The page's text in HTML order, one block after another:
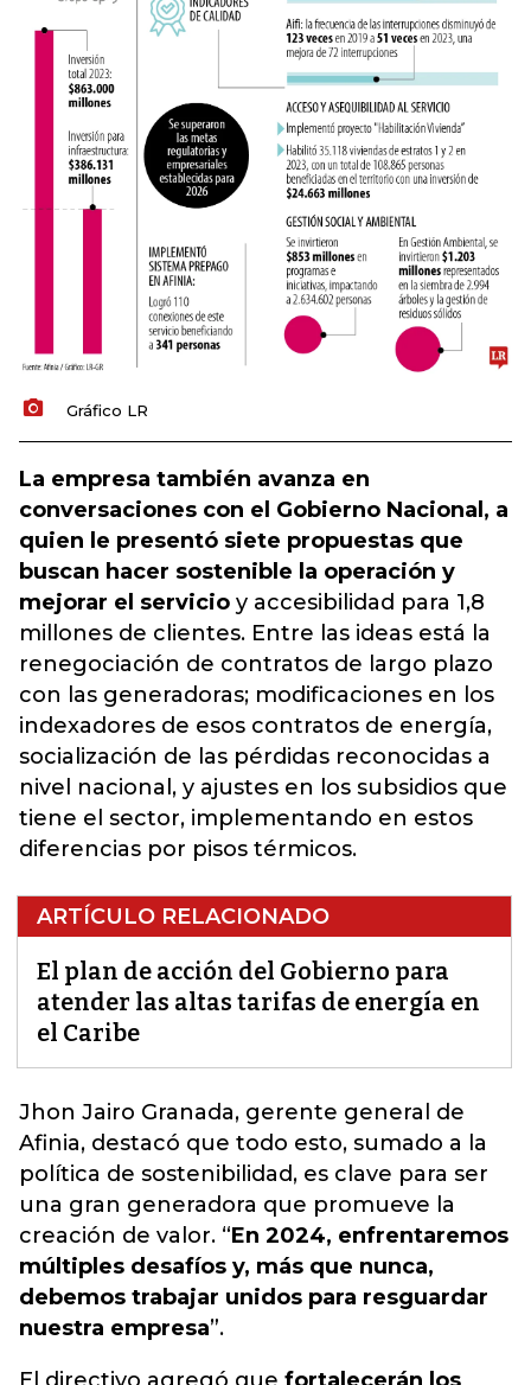
Gráfico LR
La empresa también avanza en
conversaciones con el Gobierno Nacional, a
quien le presentó siete propuestas que
buscan hacer sostenible la operación y
mejorar el servicio y accesibilidad para 1,8
millones de clientes. Entre las ideas está la
renegociación de contratos de largo plazo
con las generadoras; modificaciones en los
indexadores de esos contratos de energía,
socialización de las pérdidas reconocidas a
nivel nacional, y ajustes en los subsidios que
tiene el sector, implementando en estos
diferencias por pisos térmicos.
ARTÍCULO RELACIONADO
El plan de acción del Gobierno para
atender las altas tarifas de energía en
el Caribe
Jhon Jairo Granada, gerente general de
Afinia, destacó que todo esto, sumado a la
política de sostenibilidad, es clave para ser
una gran generadora que promueve la
creación de valor. “En 2024, enfrentaremos
múltiples desafíos y, más que nunca,
debemos trabajar unidos para resguardar
nuestra empresa”.